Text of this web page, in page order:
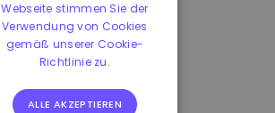
Webseite stimmen Sie der
Verwendung von Cookies
gemäß unserer Cookie-
Richtlinie zu.
ALLE AKZEPTIEREN